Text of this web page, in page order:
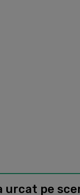
urcat pe